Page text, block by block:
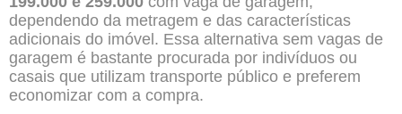
dependendo da metragem e das características
adicionais do imóvel. Essa alternativa sem vagas de
garagem é bastante procurada por indivíduos ou
casais que utilizam transporte público e preferem
economizar com a compra.